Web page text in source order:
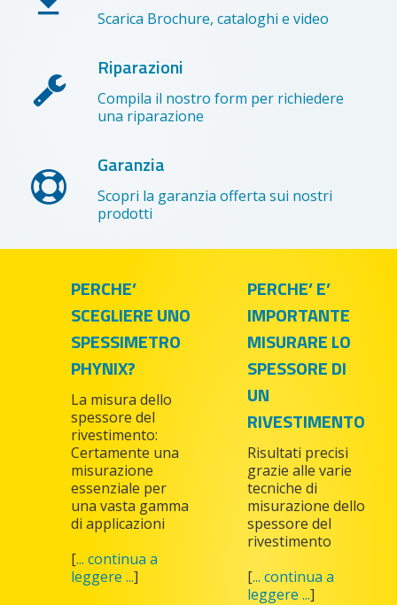
Scarica Brochure, cataloghi e video
Riparazioni
Compila il nostro form per richiedere
una riparazione
Garanzia
Scopri la garanzia offerta sui nostri
prodotti
PERCHE’
SCEGLIERE UNO
SPESSIMETRO
PHYNIX?
La misura dello
spessore del
rivestimento:
Certamente una
misurazione
essenziale per
una vasta gamma
di applicazioni
[... continua a
leggere ...]
PERCHE’ E’
IMPORTANTE
MISURARE LO
SPESSORE DI
UN
RIVESTIMENTO
Risultati precisi
grazie alle varie
tecniche di
misurazione dello
spessore del
rivestimento
[... continua a
leggere ...]